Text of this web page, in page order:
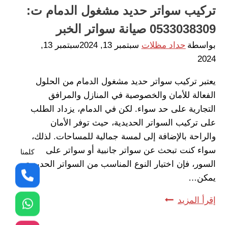
0533038309
مظلات
حديد
الشرقية
تركيب سواتر حديد مشغول الدمام ت:
0533038309 صيانة سواتر الخبر
بواسطة حداد مظلات سبتمبر 13, 2024
سبتمبر 13,
2024
يعتبر تركيب سواتر حديد مشغول الدمام من الحلول
الفعالة للأمان والخصوصية في المنازل والمرافق
التجارية على حد سواء. لكن في الدمام، يزداد الطلب
على تركيب السواتر الحديدية، حيث توفر الأمان
والراحة بالإضافة إلى لمسة جمالية للمساحات. لذلك،
سواء كنت تبحث عن سواتر جانبية أو سواتر على
السور، فإن اختيار النوع المناسب من السواتر الحديدية
يمكن…
إقرأ المزيد تركيب
كلمنا